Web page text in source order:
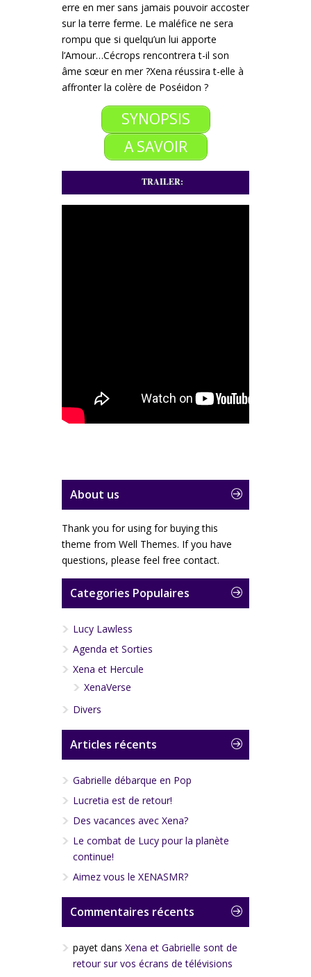
erre en mer sans jamais pouvoir accoster
sur la terre ferme. Le maléfice ne sera
rompu que si quelqu’un lui apporte
l’Amour…Cécrops rencontrera t-il son
âme sœur en mer ?Xena réussira t-elle à
affronter la colère de Poséidon ?
SYNOPSIS
A SAVOIR
TRAILER:
About us
Thank you for using for buying this
theme from Well Themes. If you have
questions, please feel free contact.
Categories Populaires
Lucy Lawless
Agenda et Sorties
Xena et Hercule
XenaVerse
Divers
Articles récents
Gabrielle débarque en Pop
Lucretia est de retour!
Des vacances avec Xena?
Le combat de Lucy pour la planète
continue!
Aimez vous le XENASMR?
Commentaires récents
payet dans Xena et Gabrielle sont de
retour sur vos écrans de télévisions